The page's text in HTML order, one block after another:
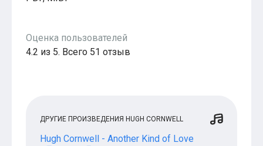
Оценка пользователей
4.2 из 5. Всего 51 отзыв
ДРУГИЕ ПРОИЗВЕДЕНИЯ HUGH CORNWELL
Hugh Cornwell - Another Kind of Love